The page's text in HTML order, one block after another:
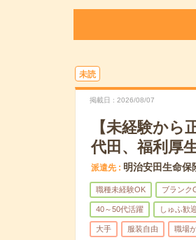
未読
掲載日 2026/08/07
【未経験か
代田、福利厚
派遣先 明治安田生命保
職種未経験OK ブランク
40～50代活躍 しゅふ歓
大手 服装自由 職場